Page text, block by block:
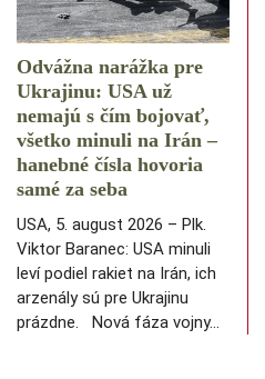
Odvážna narážka pre
Ukrajinu: USA už
nemajú s čím bojovať,
všetko minuli na Irán –
hanebné čísla hovoria
samé za seba
USA, 5. august 2026 – Plk.
Viktor Baranec: USA minuli
leví podiel rakiet na Irán, ich
arzenály sú pre Ukrajinu
prázdne. Nová fáza vojny…